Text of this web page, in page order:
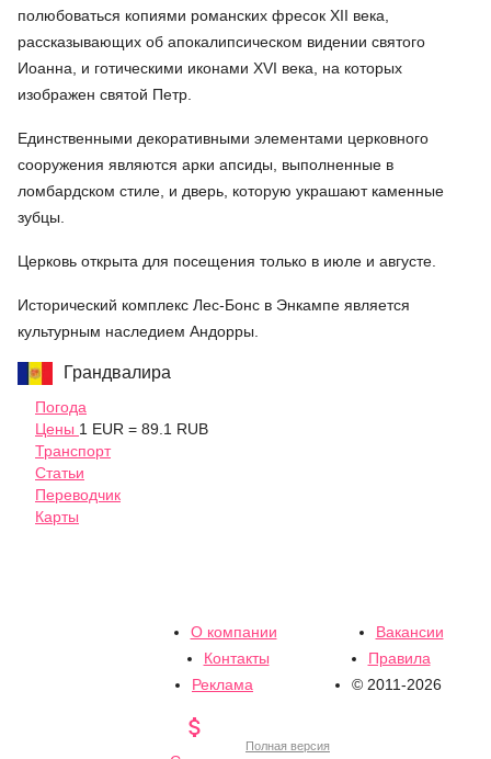
полюбоваться копиями романских фресок XII века,
рассказывающих об апокалипсическом видении святого
Иоанна, и готическими иконами XVI века, на которых
изображен святой Петр.
Единственными декоративными элементами церковного
сооружения являются арки апсиды, выполненные в
ломбардском стиле, и дверь, которую украшают каменные
зубцы.
Церковь открыта для посещения только в июле и августе.
Исторический комплекс Лес-Бонс в Энкампе является
культурным наследием Андорры.
Грандвалира
Погода
Цены 1 EUR = 89.1 RUB
Транспорт
Статьи
Переводчик
Карты
О компании
Вакансии
Контакты
Правила
Реклама
© 2011-2026

Полная версия